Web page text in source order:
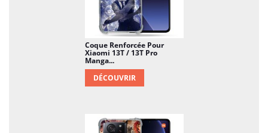
Coque Renforcée Pour
Xiaomi 13T / 13T Pro
Manga...
DÉCOUVRIR